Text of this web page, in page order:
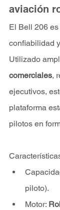
aviación
El Bell 206
confiabilidad
Utilizado
comerciales,
ejecutivos,
plataforma
pilotos en
piloto).
Motor: